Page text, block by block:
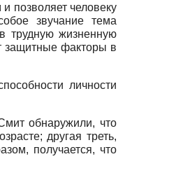
позволяет человеку
звучание тема
трудную жизненную
защитные факторы в
личности
обнаружили, что
другая треть,
получается, что